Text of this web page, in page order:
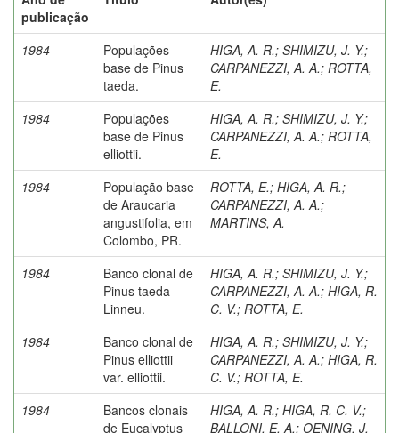
publicação
1984
Populações
base de Pinus
taeda.
HIGA, A. R.; SHIMIZU, J. Y.;
CARPANEZZI, A. A.; ROTTA,
E.
1984
Populações
base de Pinus
elliottii.
HIGA, A. R.; SHIMIZU, J. Y.;
CARPANEZZI, A. A.; ROTTA,
E.
1984
População base
de Araucaria
angustifolia, em
Colombo, PR.
ROTTA, E.; HIGA, A. R.;
CARPANEZZI, A. A.;
MARTINS, A.
1984
Banco clonal de
Pinus taeda
Linneu.
HIGA, A. R.; SHIMIZU, J. Y.;
CARPANEZZI, A. A.; HIGA, R.
C. V.; ROTTA, E.
1984
Banco clonal de
Pinus elliottii
var. elliottii.
HIGA, A. R.; SHIMIZU, J. Y.;
CARPANEZZI, A. A.; HIGA, R.
C. V.; ROTTA, E.
1984
Bancos clonais
de Eucalyptus
HIGA, A. R.; HIGA, R. C. V.;
BALLONI, E. A.; OENING, J.